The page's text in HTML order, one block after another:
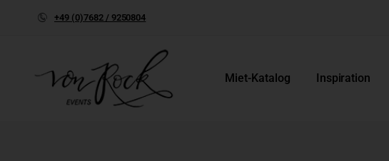
+49 (0)7682 / 9250804
Miet-Katalog Inspiration